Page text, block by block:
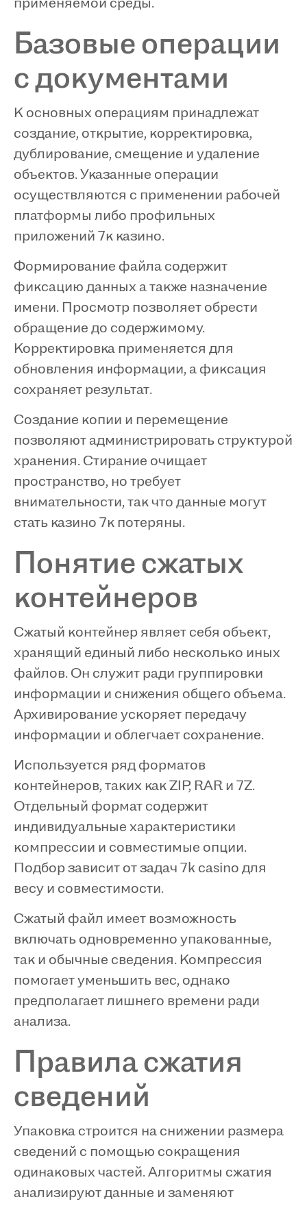
применяемой среды.
Базовые операции
с документами
К основных операциям принадлежат
создание, открытие, корректировка,
дублирование, смещение и удаление
объектов. Указанные операции
осуществляются с применении рабочей
платформы либо профильных
приложений 7к казино.
Формирование файла содержит
фиксацию данных а также назначение
имени. Просмотр позволяет обрести
обращение до содержимому.
Корректировка применяется для
обновления информации, а фиксация
сохраняет результат.
Создание копии и перемещение
позволяют администрировать структурой
хранения. Стирание очищает
пространство, но требует
внимательности, так что данные могут
стать казино 7к потеряны.
Понятие сжатых
контейнеров
Сжатый контейнер являет себя объект,
хранящий единый либо несколько иных
файлов. Он служит ради группировки
информации и снижения общего объема.
Архивирование ускоряет передачу
информации и облегчает сохранение.
Используется ряд форматов
контейнеров, таких как ZIP, RAR и 7Z.
Отдельный формат содержит
индивидуальные характеристики
компрессии и совместимые опции.
Подбор зависит от задач 7k casino для
весу и совместимости.
Сжатый файл имеет возможность
включать одновременно упакованные,
так и обычные сведения. Компрессия
помогает уменьшить вес, однако
предполагает лишнего времени ради
анализа.
Правила сжатия
сведений
Упаковка строится на снижении размера
сведений с помощью сокращения
одинаковых частей. Алгоритмы сжатия
анализируют данные и заменяют